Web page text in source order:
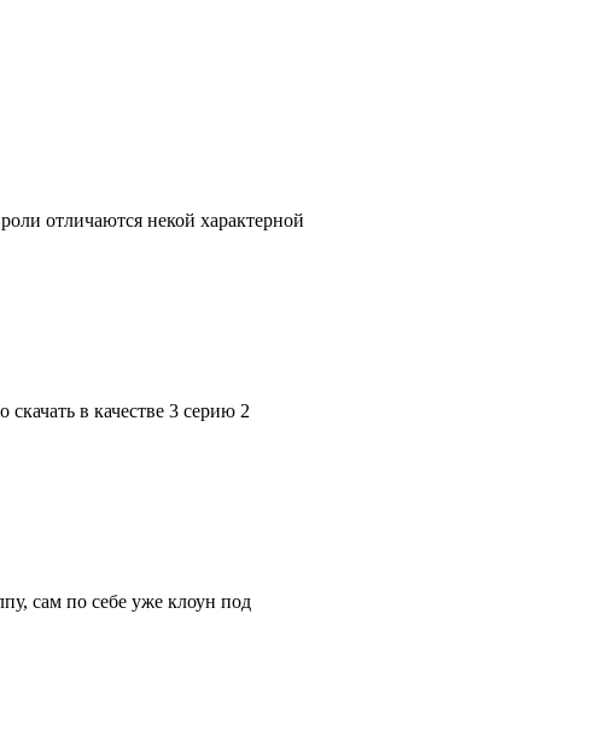
отличаются некой характерной
в качестве 3 серию 2
сам по себе уже клоун под